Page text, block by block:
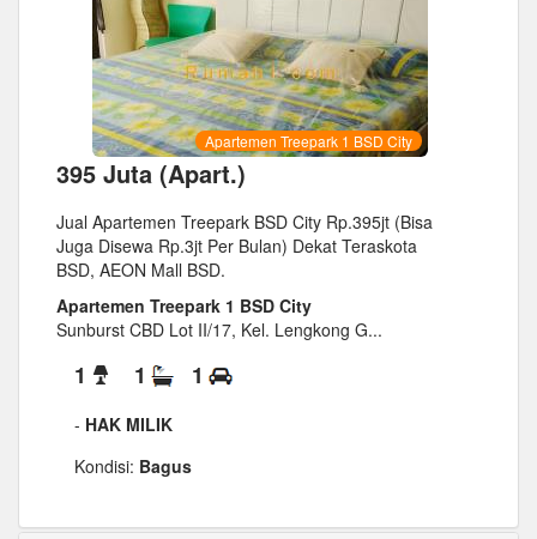
Apartemen Treepark 1 BSD City
395 Juta (Apart.)
Jual Apartemen Treepark BSD City Rp.395jt (Bisa
Juga Disewa Rp.3jt Per Bulan) Dekat Teraskota
BSD, AEON Mall BSD.
Apartemen Treepark 1 BSD City
Sunburst CBD Lot II/17, Kel. Lengkong G...
1 1 1
- HAK MILIK
Kondisi: Bagus